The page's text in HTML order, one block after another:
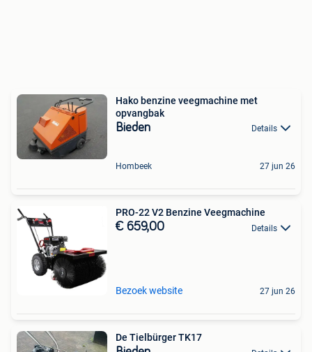
Hako benzine veegmachine met
opvangbak
Bieden Details
Hombeek 27 jun 26
PRO-22 V2 Benzine Veegmachine
€ 659,00 Details
Bezoek website 27 jun 26
De Tielbürger TK17